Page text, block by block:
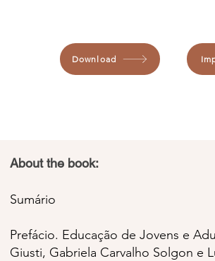
Download
About the book:
Sumário
Prefácio. Educação de Jovens e
Giusti, Gabriela Carvalho Solgon e